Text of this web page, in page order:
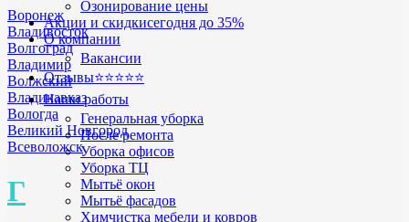
Воронеж
Владивосток
Волгоград
Владимир
Волжский
Владикавказ
Вологда
Великий Новгород
Всеволожск
Г
Озонирование цены
Акции и скидкисегодня до 35%
О компании
Вакансии
Отзывы⭐⭐⭐⭐⭐
Наши работы
Генеральная уборка
После ремонта
Уборка офисов
Уборка ТЦ
Мытьё окон
Мытьё фасадов
Химчистка мебели и ковров